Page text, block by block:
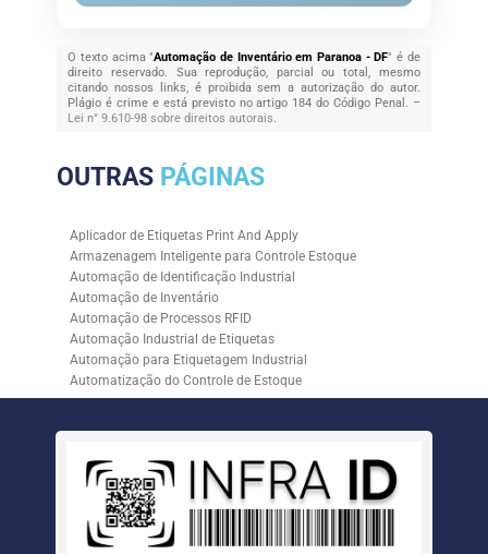
O texto acima "Automação de Inventário em Paranoa - DF" é de
direito reservado. Sua reprodução, parcial ou total, mesmo
citando nossos links, é proibida sem a autorização do autor.
Plágio é crime e está previsto no artigo 184 do Código Penal. –
Lei n° 9.610-98 sobre direitos autorais.
OUTRAS PÁGINAS
Aplicador de Etiquetas Print And Apply
Armazenagem Inteligente para Controle Estoque
Automação de Identificação Industrial
Automação de Inventário
Automação de Processos RFID
Automação Industrial de Etiquetas
Automação para Etiquetagem Industrial
Automatização do Controle de Estoque
Controle de Estoque com RFID
Empresa de Automação para Processos Logísticos
Empresa de Rastreabilidade Industrial
Empresa de Soluções para Etiquetagem
Empresa Especializada em Inventário de Estoque
Etiqueta RFID para Controle de Estoque